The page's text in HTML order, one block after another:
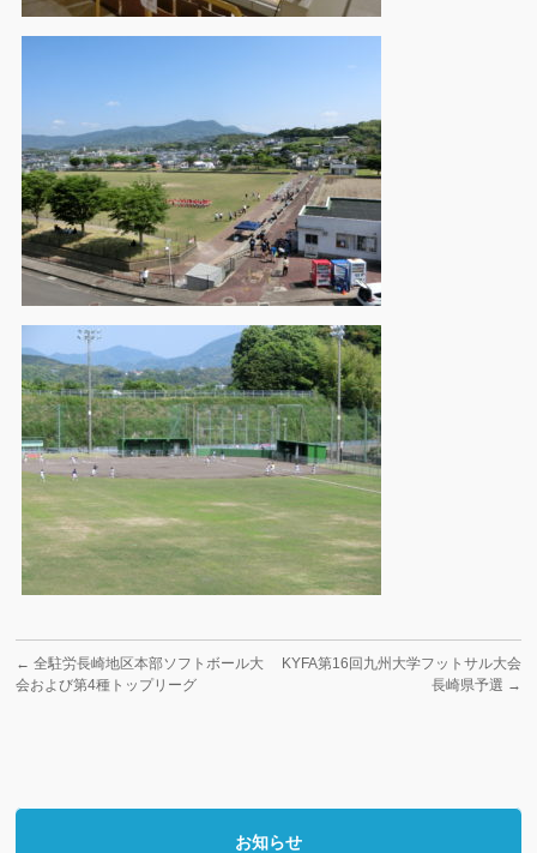
← 全駐労長崎地区本部ソフトボール大
会および第4種トップリーグ
KYFA第16回九州大学フットサル大会
長崎県予選 →
お知らせ